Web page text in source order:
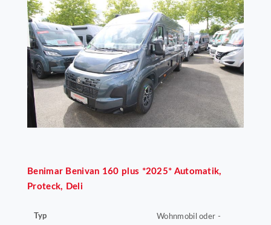
Benimar Benivan 160 plus *2025* Automatik,
Proteck, Deli
Typ
Wohnmobil oder -